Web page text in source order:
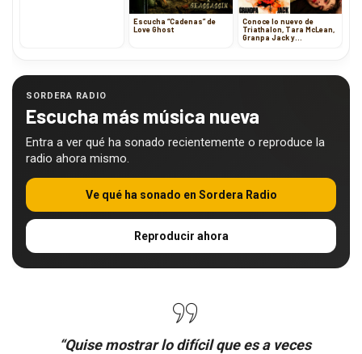
Escucha “Cadenas” de
Love Ghost
Conoce lo nuevo de
Triathalon, Tara McLean,
Granpa Jack y
SORDERA RADIO
Escucha más música nueva
Entra a ver qué ha sonado recientemente o reproduce la
radio ahora mismo.
Ve qué ha sonado en Sordera Radio
Reproducir ahora
“Quise mostrar lo difícil que es a veces